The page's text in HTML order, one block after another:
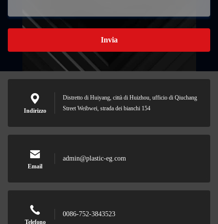
Invia
Indirizzo
Distretto di Huiyang, città di Huizhou, ufficio di Qiuchang
Street Weibwei, strada dei bianchi 154
Email
admin@plastic-eg.com
Telefono
0086-752-3843523